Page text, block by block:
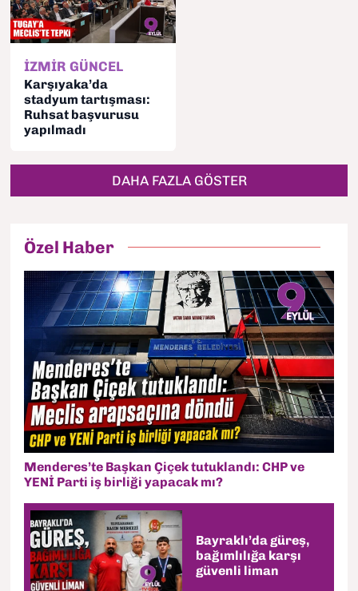
İZMİR GÜNCEL
Karşıyaka’da
stadyum tartışması:
Ruhsat başvurusu
yapılmadı
DAHA FAZLA GÖSTER
Özel Haber
Menderes’te Başkan Çiçek tutuklandı: CHP ve
YENİ Parti iş birliği yapacak mı?
Bayraklı’da güreş,
bağımlılığa karşı
güvenli liman